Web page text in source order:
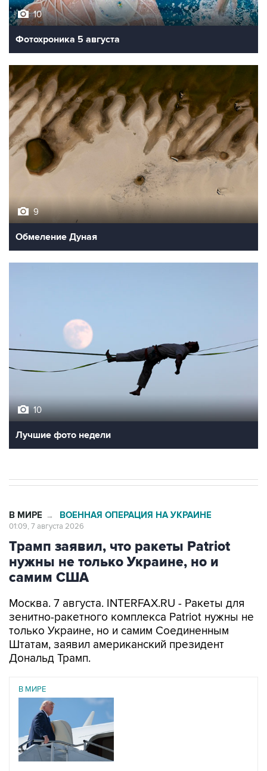
10
Фотохроника 5 августа
9
Обмеление Дуная
10
Лучшие фото недели
В МИРЕ → ВОЕННАЯ ОПЕРАЦИЯ НА УКРАИНЕ
01:09, 7 августа 2026
Трамп заявил, что ракеты Patriot
нужны не только Украине, но и
самим США
Москва. 7 августа. INTERFAX.RU - Ракеты для
зенитно-ракетного комплекса Patriot нужны не
только Украине, но и самим Соединенным
Штатам, заявил американский президент
Дональд Трамп.
В МИРЕ